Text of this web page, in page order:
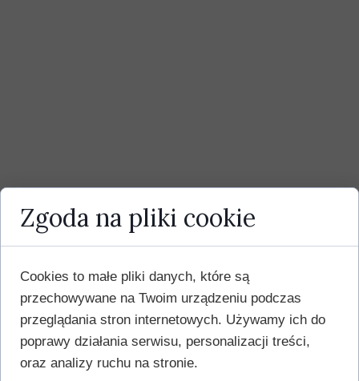
Zgoda na pliki cookie
Cookies to małe pliki danych, które są
przechowywane na Twoim urządzeniu podczas
przeglądania stron internetowych. Używamy ich do
poprawy działania serwisu, personalizacji treści,
oraz analizy ruchu na stronie.